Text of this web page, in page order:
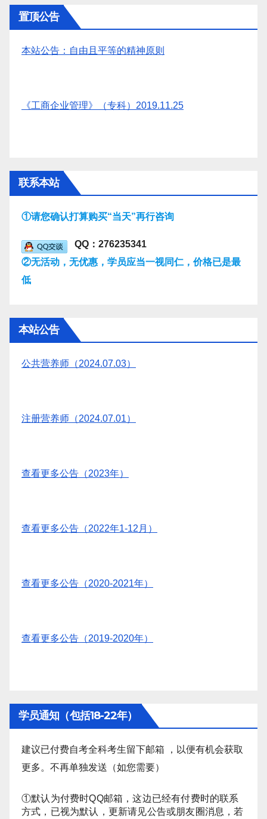
置顶公告
本站公告：自由且平等的精神原则
《工商企业管理》（专科）2019.11.25
联系本站
①请您确认打算购买“当天”再行咨询
QQ：276235341
②无活动，无优惠，学员应当一视同仁，价格已是最
低
本站公告
公共营养师（2024.07.03）
注册营养师（2024.07.01）
查看更多公告（2023年）
查看更多公告（2022年1-12月）
查看更多公告（2020-2021年）
查看更多公告（2019-2020年）
学员通知（包括18-22年）
建议已付费自考全科考生留下邮箱 ，以便有机会获取
更多。不再单独发送（如您需要）
①默认为付费时QQ邮箱，这边已经有付费时的联系
方式，已视为默认，更新请见公告或朋友圈消息，若